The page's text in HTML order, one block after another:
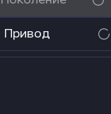
Привод